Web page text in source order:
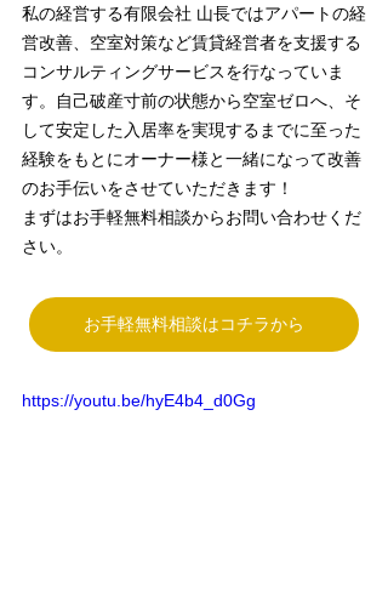
私の経営する有限会社 山長ではアパートの経
営改善、空室対策など賃貸経営者を支援する
コンサルティングサービスを行なっていま
す。自己破産寸前の状態から空室ゼロへ、そ
して安定した入居率を実現するまでに至った
経験をもとにオーナー様と一緒になって改善
のお手伝いをさせていただきます！
まずはお手軽無料相談からお問い合わせくだ
さい。
お手軽無料相談はコチラから
https://youtu.be/hyE4b4_d0Gg